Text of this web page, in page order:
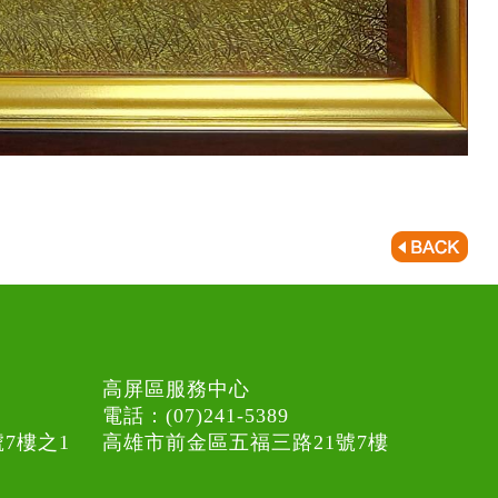
樓之1
高屏區服務中心
電話：(07)241-5389
高雄市前金區五福三路21號7樓